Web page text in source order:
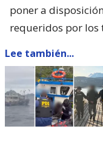
poner a
requeridos por los
Lee también...